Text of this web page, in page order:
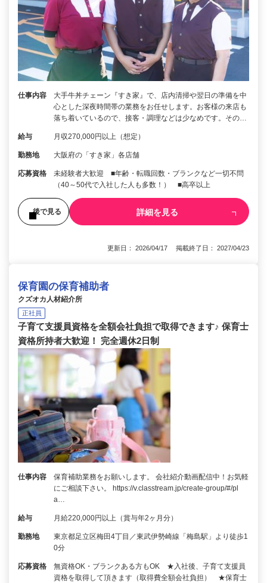
仕事内容
大手牛丼チェーン『すき家』で、店内清掃や翌日の準備を中
心とした深夜時間帯の業務をお任せします。お客様の来店も
落ち着いているので、接客・調理などは少なめです。その…
給与 月収270,000円以上（想定）
勤務地 大阪府の「すき家」各店舗
応募資格
未経験者大歓迎 ■年齢・転職回数・ブランクなど一切不問
（40～50代で入社した人も多数！） ■高卒以上
後で見る 詳細を見る
更新日： 2026/04/17 掲載終了日： 2027/04/23
保育園の保育補助者
クズオカ人材紹介所
正社員
子育て支援員資格を全額会社負担で取得できます♪ 保育士
資格所持者大歓迎！ 完全週休2日制
仕事内容
保育補助業務をお願いします。 会社紹介動画配信中！お気軽
にご相談下さい。 https://v.classtream.jp/create-group/#/pl
a…
給与 月給220,000円以上（賞与年2ヶ月分）
勤務地
東京都足立区梅田4丁目／東武伊勢崎線「梅島駅」より徒歩1
0分
応募資格
無資格OK・ブランクある方もOK ★入社後、子育て支援員
資格を取得して頂きます（取得費全額会社負担） ★保育士